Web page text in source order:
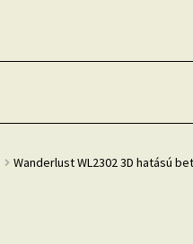
Wanderlust WL2302 3D hatású